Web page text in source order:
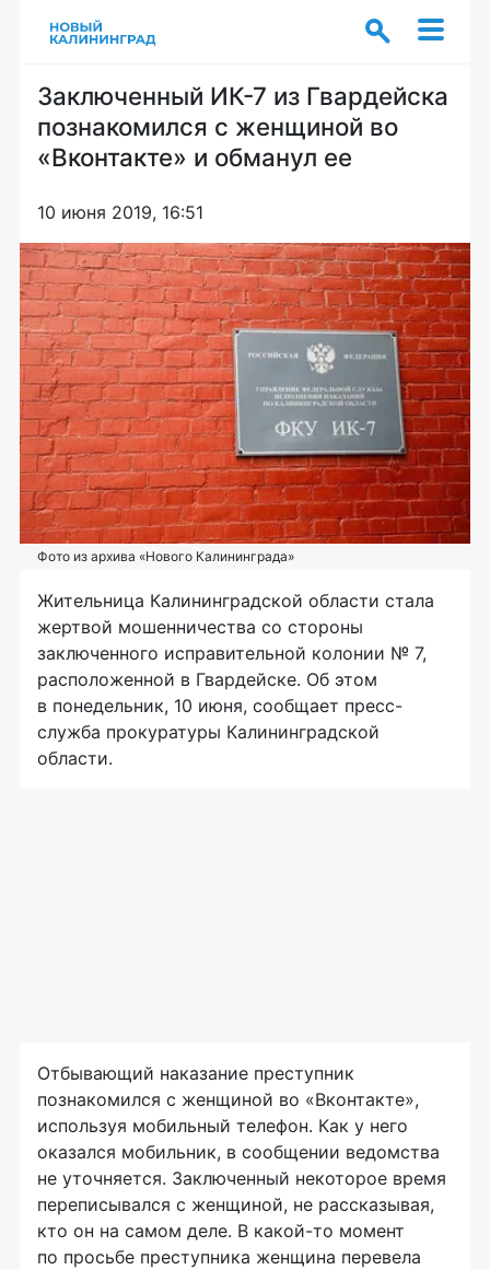
Заключенный ИК-7 из Гвардейска
познакомился с женщиной во
«Вконтакте» и обманул ее
10 июня 2019, 16:51
Фото из архива «Нового Калининграда»
Жительница Калининградской области стала
жертвой мошенничества со стороны
заключенного исправительной колонии № 7,
расположенной в Гвардейске. Об этом
в понедельник, 10 июня, сообщает пресс-
служба прокуратуры Калининградской
области.
Отбывающий наказание преступник
познакомился с женщиной во «Вконтакте»,
используя мобильный телефон. Как у него
оказался мобильник, в сообщении ведомства
не уточняется. Заключенный некоторое время
переписывался с женщиной, не рассказывая,
кто он на самом деле. В какой-то момент
по просьбе преступника женщина перевела